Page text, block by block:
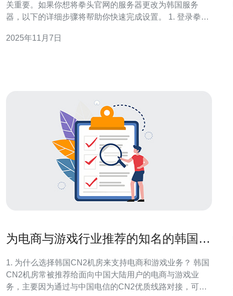
关重要。如果你想将拳头官网的服务器更改为韩国服务
器，以下的详细步骤将帮助你快速完成设置。 1. 登录拳头
（https://www.riotgames.com/）。在页面的右上角，点击“
2025年11月7日
为电商与游戏行业推荐的知名的韩国
1. 为什么选择韩国CN2机房来支持电商和游戏业务？ 韩国
CN2机房常被推荐给面向中国大陆用户的电商与游戏业
务，主要因为通过与中国电信的CN2优质线路对接，可显